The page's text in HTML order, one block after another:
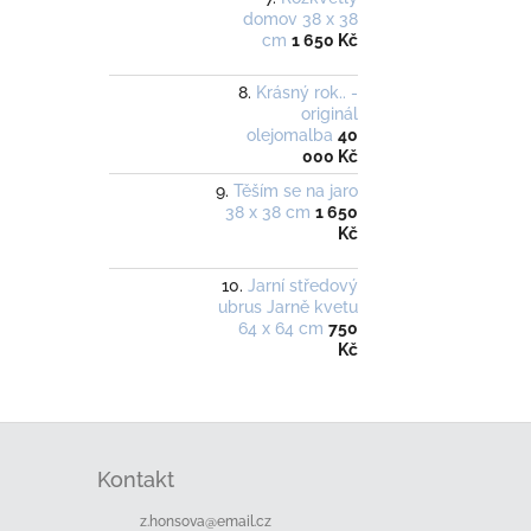
domov 38 x 38
cm 1 650 Kč
Krásný rok.. -
originál
olejomalba 40
000 Kč
Těším se na jaro
38 x 38 cm 1 650
Kč
Jarní středový
ubrus Jarně kvetu
64 x 64 cm 750
Kč
Kontakt
z.honsova@email.cz